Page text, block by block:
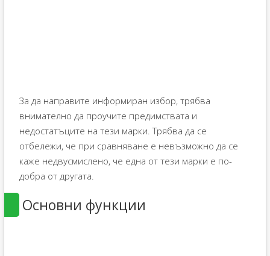
За да направите информиран избор, трябва
внимателно да проучите предимствата и
недостатъците на тези марки. Трябва да се
отбележи, че при сравняване е невъзможно да се
каже недвусмислено, че една от тези марки е по-
добра от другата.
Основни функции